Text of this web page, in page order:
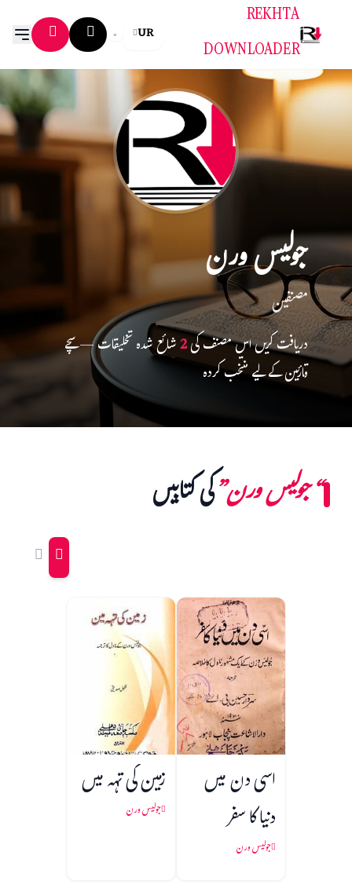
REKHTA
DOWNLOADER
UR
جولیس ورن
مصنفین
دریافت کریں اس مصنف کی2شائع شدہ تخلیقات — سچے
قارئین کے لیے منتخب کردہ
“جولیس ورن”کی کتابیں
اسی دن میں
دنیا کا سفر
جولیس ورن
زمین کی تہہ میں
جولیس ورن